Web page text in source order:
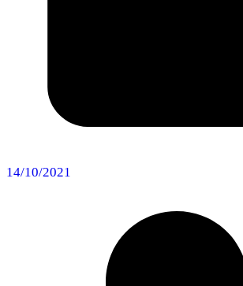
14/10/2021